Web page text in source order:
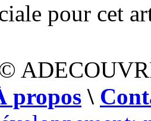
pour cet
propos \